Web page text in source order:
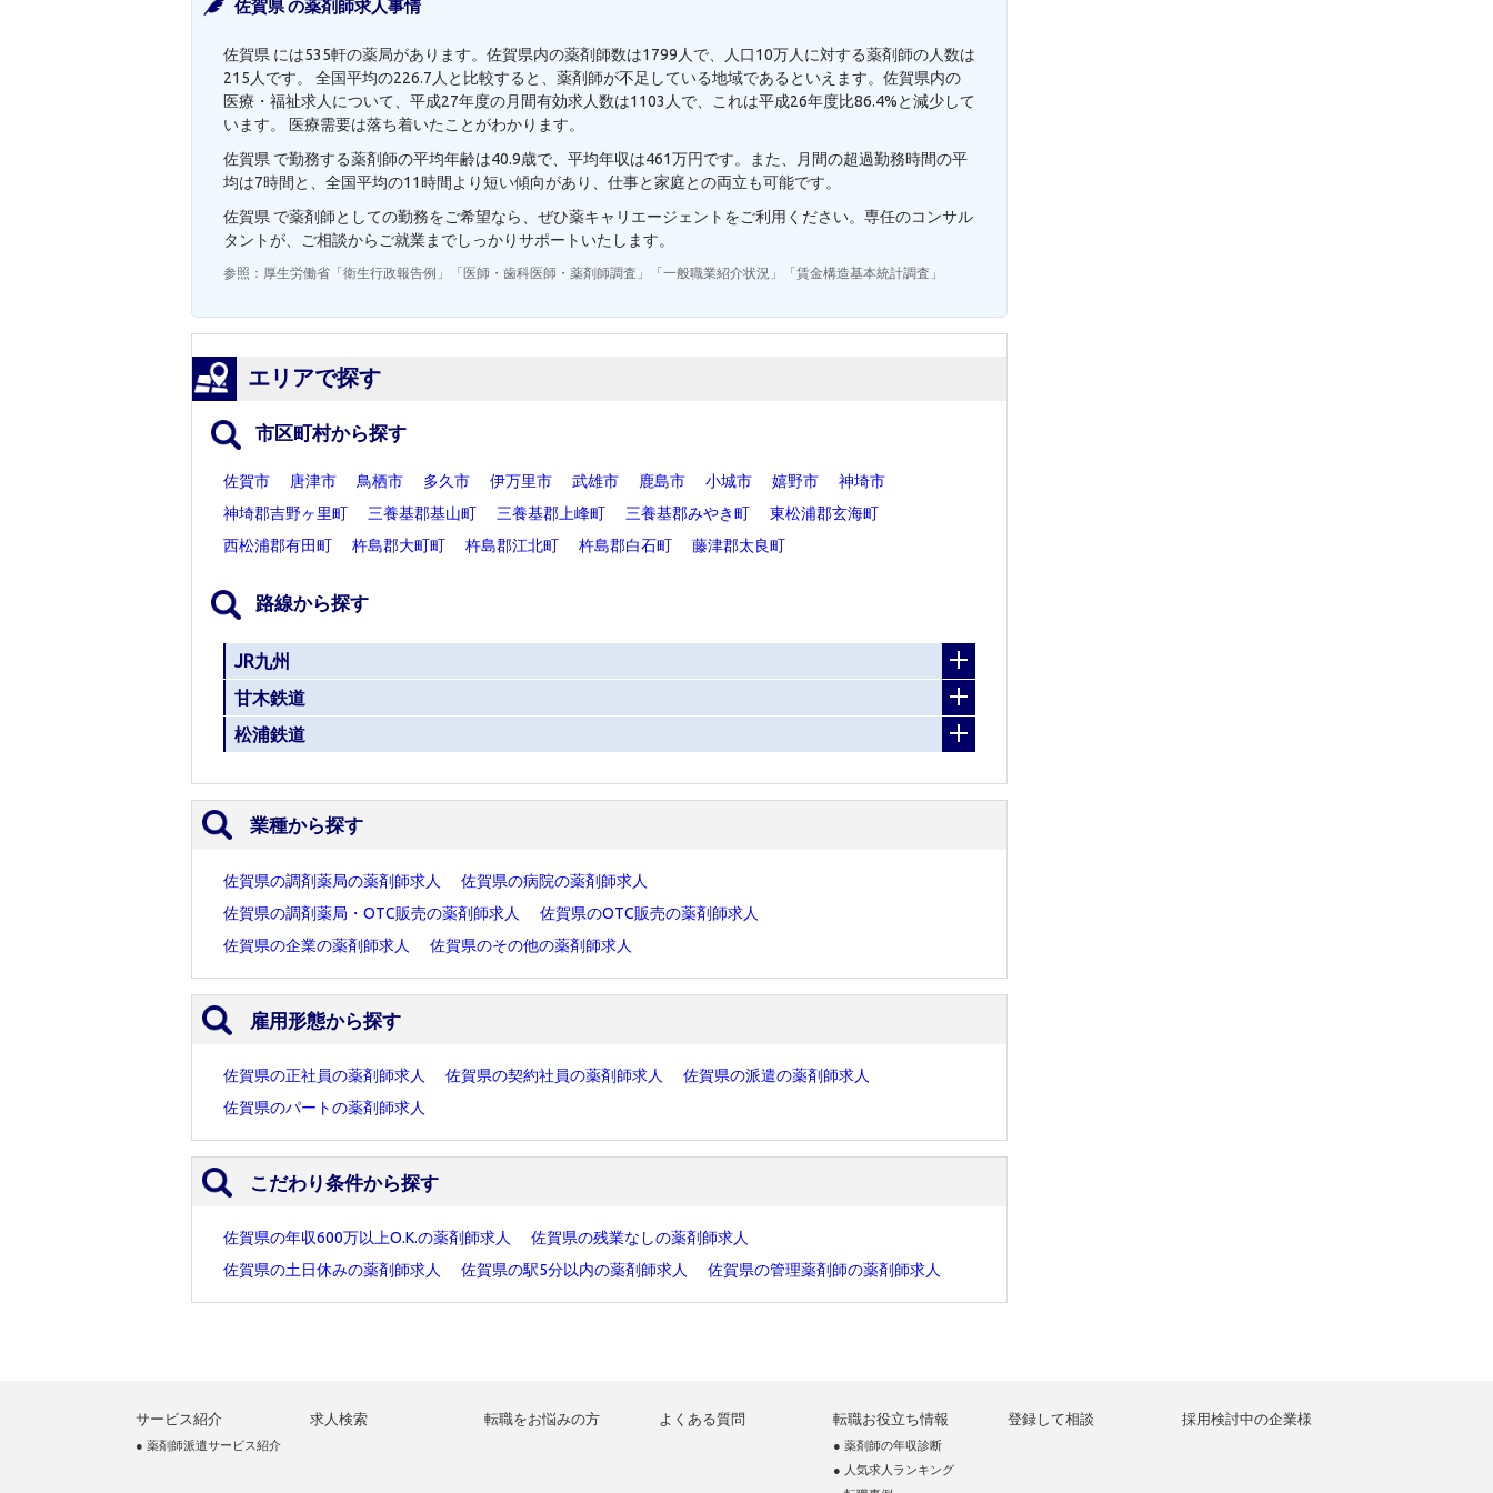
佐賀県 の薬剤師求人事情
佐賀県 には535軒の薬局があります。佐賀県内の薬剤師数は1799人で、人口10万人に対する薬剤師の人数は
215人です。 全国平均の226.7人と比較すると、薬剤師が不足している地域であるといえます。佐賀県内の
医療・福祉求人について、平成27年度の月間有効求人数は1103人で、これは平成26年度比86.4%と減少して
います。 医療需要は落ち着いたことがわかります。
佐賀県 で勤務する薬剤師の平均年齢は40.9歳で、平均年収は461万円です。また、月間の超過勤務時間の平
均は7時間と、全国平均の11時間より短い傾向があり、仕事と家庭との両立も可能です。
佐賀県 で薬剤師としての勤務をご希望なら、ぜひ薬キャリエージェントをご利用ください。専任のコンサル
タントが、ご相談からご就業までしっかりサポートいたします。
参照：厚生労働省「衛生行政報告例」「医師・歯科医師・薬剤師調査」「一般職業紹介状況」「賃金構造基本統計調査」
エリアで探す
市区町村から探す
佐賀市 唐津市 鳥栖市 多久市 伊万里市 武雄市 鹿島市 小城市 嬉野市
神埼市
神埼郡吉野ヶ里町
三養基郡基山町 三養基郡上峰町 三養基郡みやき町
東松浦郡玄海町
西松浦郡有田町
杵島郡大町町 杵島郡江北町 杵島郡白石町 藤津郡太良町
路線から探す
JR九州
甘木鉄道
松浦鉄道
業種から探す
佐賀県の調剤薬局の薬剤師求人
佐賀県の病院の薬剤師求人
佐賀県の調剤薬局・OTC販売の薬剤師求人
佐賀県のOTC販売の薬剤師求人
佐賀県の企業の薬剤師求人
佐賀県のその他の薬剤師求人
雇用形態から探す
佐賀県の正社員の薬剤師求人 佐賀県の契約社員の薬剤師求人
佐賀県の派遣の薬剤師求人
佐賀県のパートの薬剤師求人
こだわり条件から探す
佐賀県の年収600万以上O.K.の薬剤師求人
佐賀県の残業なしの薬剤師求人
佐賀県の土日休みの薬剤師求人
佐賀県の駅5分以内の薬剤師求人 佐賀県の管理薬剤師の薬剤師求人
サービス紹介
● 薬剤師派遣サービス紹介
求人検索 転職をお悩みの方 よくある質問 転職お役立ち情報
● 薬剤師の年収診断
● 人気求人ランキング
登録して相談 採用検討中の企業様